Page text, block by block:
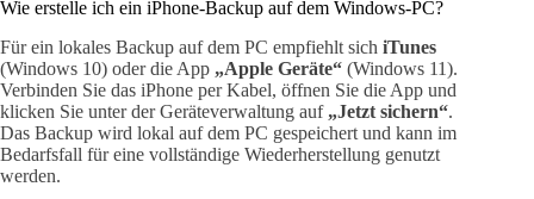
Wie erstelle ich ein iPhone-Backup auf dem Windows-PC?
Für ein lokales Backup auf dem PC empfiehlt sich iTunes
(Windows 10) oder die App „Apple Geräte“ (Windows 11).
Verbinden Sie das iPhone per Kabel, öffnen Sie die App und
klicken Sie unter der Geräteverwaltung auf „Jetzt sichern“.
Das Backup wird lokal auf dem PC gespeichert und kann im
Bedarfsfall für eine vollständige Wiederherstellung genutzt
werden.